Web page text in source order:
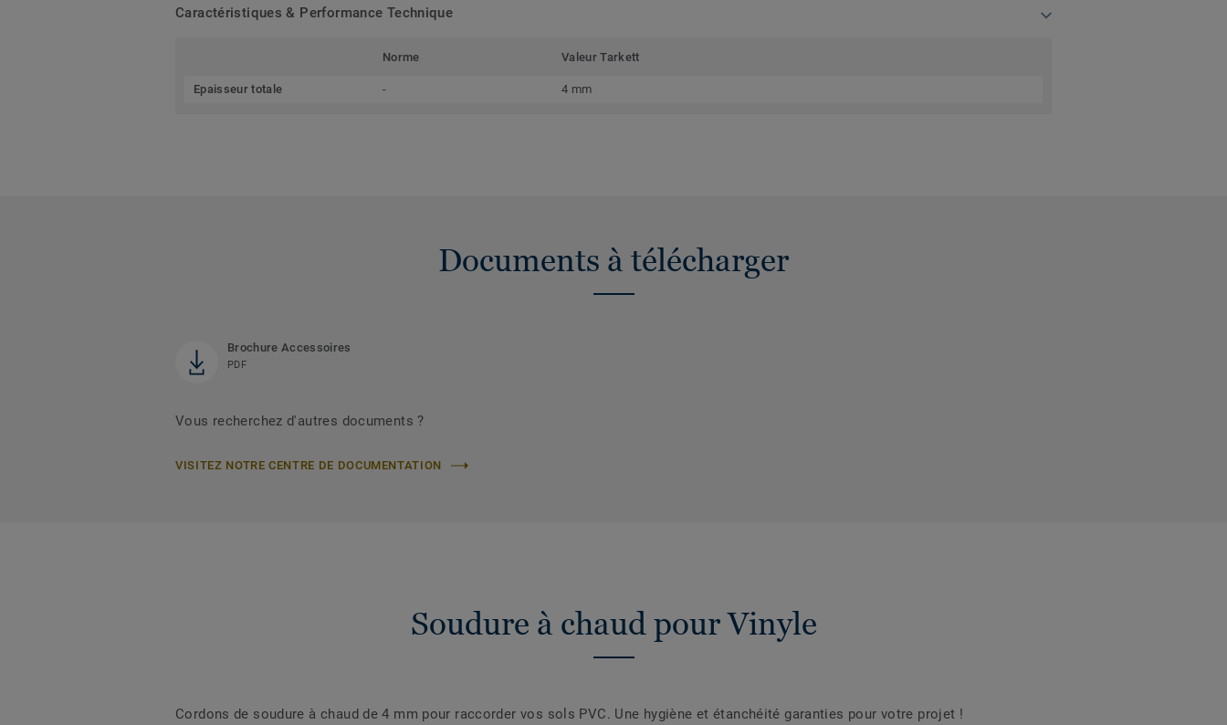
Caractéristiques & Performance Technique
Norme Valeur Tarkett
Epaisseur totale - 4 mm
Documents à télécharger
Brochure Accessoires
PDF
Vous recherchez d'autres documents ?
VISITEZ NOTRE CENTRE DE DOCUMENTATION
Soudure à chaud pour Vinyle
Cordons de soudure à chaud de 4 mm pour raccorder vos sols PVC. Une hygiène et étanchéité garanties pour votre projet !